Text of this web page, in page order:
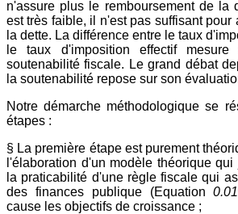
n'assure plus le remboursement de la
est très faible, il n'est pas suffisant pour
la dette. La différence entre le taux
le taux d'imposition effectif
soutenabilité fiscale. Le grand débat
la soutenabilité repose sur son
Notre démarche méthodologique se
étapes :
§ La première étape est purement
l'élaboration d'un modèle théorique
la praticabilité d'une règle fiscale qui
des finances publique (Equation0.01
cause les objectifs de croissance ;